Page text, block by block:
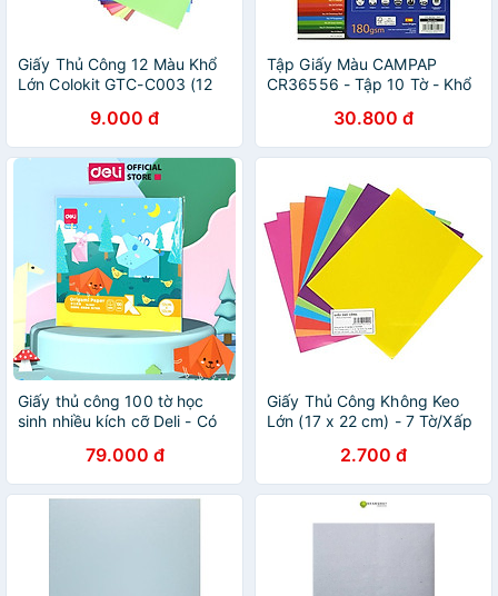
Giấy Thủ Công 12 Màu Khổ
Lớn Colokit GTC-C003 (12
9.000 đ
Tập Giấy Màu CAMPAP
CR36556 - Tập 10 Tờ - Khổ
30.800 đ
Giấy thủ công 100 tờ học
sinh nhiều kích cỡ Deli - Có
giấy gấp hạc hoa động vật -
83631 / 83632 / 83633 /
83634
79.000 đ
Giấy Thủ Công Không Keo
Lớn (17 x 22 cm) - 7 Tờ/Xấp
2.700 đ